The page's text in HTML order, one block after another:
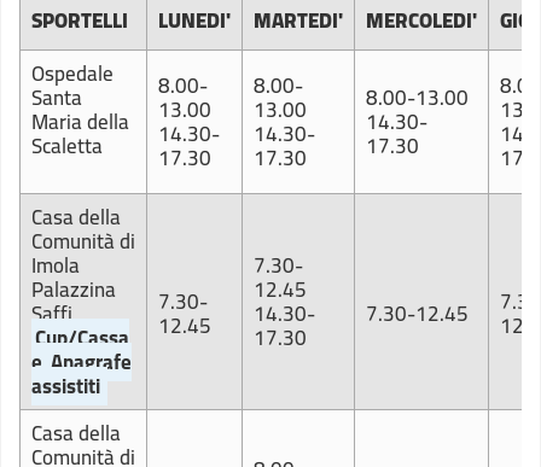
SPORTELLI LUNEDI' MARTEDI' MERCOLEDI'
Ospedale
Santa
Maria della
Scaletta
8.00-
13.00
14.30-
17.30
8.00-
13.00
14.30-
17.30
8.00-13.00
14.30-
17.30
Casa della
Comunità di
Imola
Palazzina
Saffi
Cup/Cassa
e Anagrafe
assistiti
7.30-
12.45
7.30-
12.45
14.30-
17.30
7.30-12.45
Casa della
Comunità di